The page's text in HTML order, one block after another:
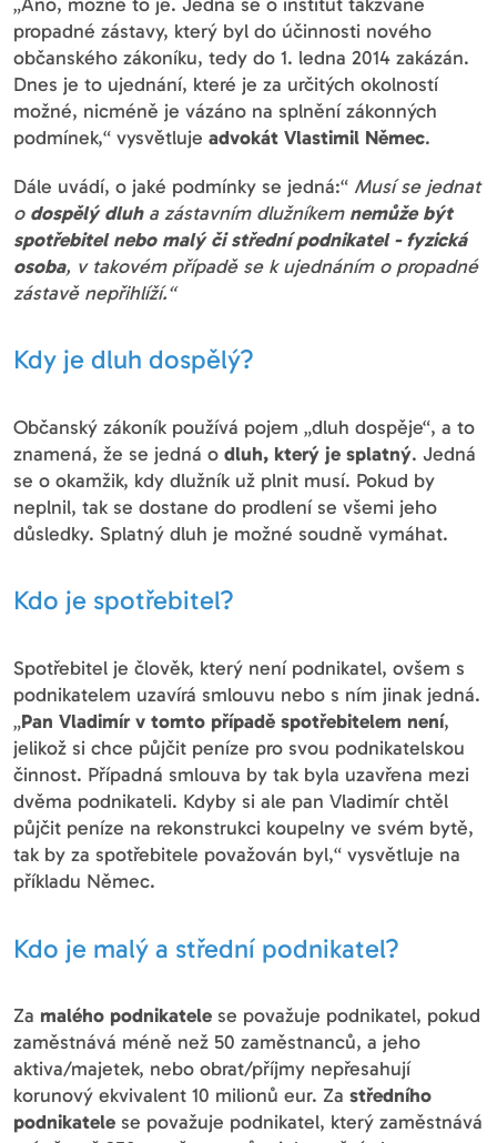
propadné zástavy, který byl do účinnosti nového
občanského zákoníku, tedy do 1. ledna 2014 zakázán.
Dnes je to ujednání, které je za určitých okolností
možné, nicméně je vázáno na splnění zákonných
podmínek,“ vysvětluje advokát Vlastimil Němec.
Dále uvádí, o jaké podmínky se jedná:“ Musí se jednat
o dospělý dluha zástavním dlužníkem nemůže být
spotřebitel nebo malý či střední podnikatel - fyzická
osoba, v takovém případě se k ujednáním o propadné
zástavě nepřihlíží.“
Kdy je dluh dospělý?
Občanský zákoník používá pojem „dluh dospěje“, a to
znamená, že se jedná o dluh, který je splatný. Jedná
se o okamžik, kdy dlužník už plnit musí. Pokud by
neplnil, tak se dostane do prodlení se všemi jeho
důsledky. Splatný dluh je možné soudně vymáhat.
Kdo je spotřebitel?
Spotřebitel je člověk, který není podnikatel, ovšem s
podnikatelem uzavírá smlouvu nebo s ním jinak jedná.
„Pan Vladimír v tomto případě spotřebitelem není,
jelikož si chce půjčit peníze pro svou podnikatelskou
činnost. Případná smlouva by tak byla uzavřena mezi
dvěma podnikateli. Kdyby si ale pan Vladimír chtěl
půjčit peníze na rekonstrukci koupelny ve svém bytě,
tak by za spotřebitele považován byl,“ vysvětluje na
příkladu Němec.
Kdo je malý a střední podnikatel?
Za malého podnikatele se považuje podnikatel, pokud
zaměstnává méně než 50 zaměstnanců, a jeho
aktiva/majetek, nebo obrat/příjmy nepřesahují
korunový ekvivalent 10 milionů eur. Za středního
podnikatele se považuje podnikatel, který zaměstnává